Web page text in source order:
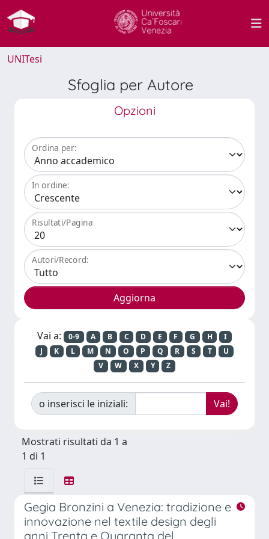
UNITesi
Sfoglia per Autore
Opzioni
Ordina per:
In ordine:
Risultati/Pagina
Autori/Record:
Vai a: 0-9 A B C D E F G H
I
J
K L M N O P Q R S T
U
V
W X Y Z
o inserisci le iniziali:
Mostrati risultati da 1 a
1 di 1
Gegia Bronzini a Venezia: tradizione e
innovazione nel textile design degli
anni Trenta e Quaranta del